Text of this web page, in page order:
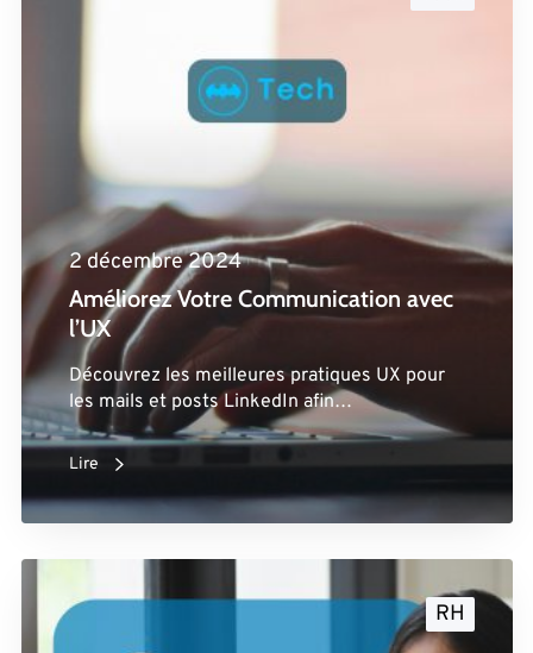
2 décembre 2024
Améliorez Votre Communication avec
l’UX
Découvrez les meilleures pratiques UX pour
les mails et posts LinkedIn afin…
Lire
RH